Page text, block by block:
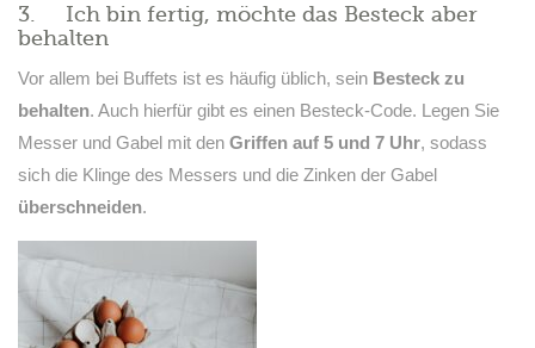
3. Ich bin fertig, möchte das Besteck aber
behalten
Vor allem bei Buffets ist es häufig üblich, sein Besteck zu
behalten. Auch hierfür gibt es einen Besteck-Code. Legen Sie
Messer und Gabel mit denGriffen auf 5 und 7 Uhr, sodass
sich die Klinge des Messers und die Zinken der Gabel
überschneiden.